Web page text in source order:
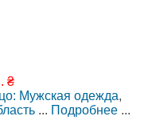
₴
Мужская одежда,
... Подробнее ...